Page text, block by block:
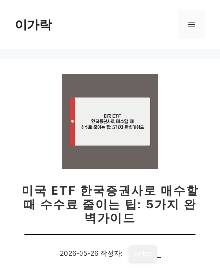
이가락 메
미국 ETF 한국증권사로 매수할
때 수수료 줄이는 팁: 5가지 완
벽가이드
2026-05-26 작성자: